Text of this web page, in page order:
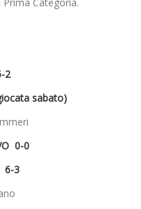
2
sabato)
0-0
6-3